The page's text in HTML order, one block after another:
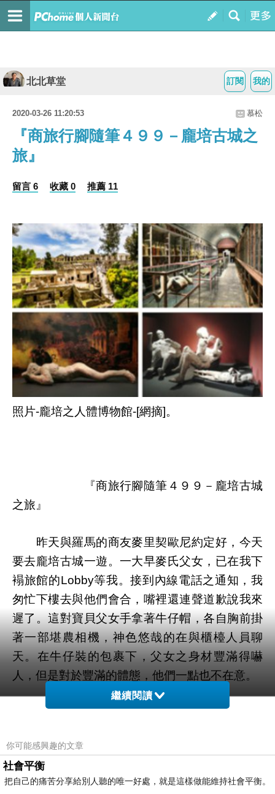
我的
訂閱
北北草堂
2020-03-26 11:20:53 慕松
『商旅行腳隨筆４９９－龐培古城之
旅』
留言 6 收藏 0 推薦 11
照片-龐培之人體博物館-[網摘]。
『商旅行腳隨筆４９９－龐培古城
之旅』
昨天與羅馬的商友麥里契歐尼約定好，今天
要去龐培古城一遊。一大早麥氏父女，已在我下
褟旅館的Lobby等我。接到內線電話之通知，我
匆忙下樓去與他們會合，嘴裡還連聲道歉說我來
遲了。這對寶貝父女手拿著牛仔帽，各自胸前掛
著一部堪農相機，神色悠哉的在與櫃檯人員聊
天。在牛仔裝的包裹下，父女之身材豐滿得嚇
人，但是對於豐滿的體態，他們一點也不在意。
麥里契歐尼的女兒凱薩琳，從他父親與我做
們相處有如家人一般，彼此之間熟絡得不得了。
甫一見面就是來個熊抱見面禮，接著凱薩琳便交
給我一個大牛皮紙袋。她還特別叮嚀，紙袋裡面
繼續閱讀
你可能感興趣的文章
社會平衡
把自己的痛苦分享給別人聽的唯一好處，就是這樣做能維持社會平衡。